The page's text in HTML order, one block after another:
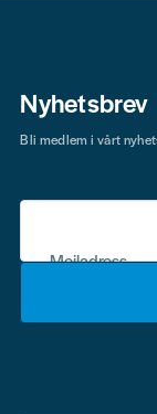
Nyhetsbrev
Mejladress
Bli medlem i vårt